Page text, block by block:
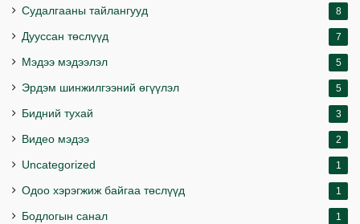
Судалгааны тайлангууд 8
Дууссан төслүүд 7
Мэдээ мэдээлэл 5
Эрдэм шинжилгээний өгүүлэл 5
Бидний тухай 3
Видео мэдээ 2
Uncategorized 1
Одоо хэрэгжиж байгаа төслүүд 1
Бодлогын санал 1